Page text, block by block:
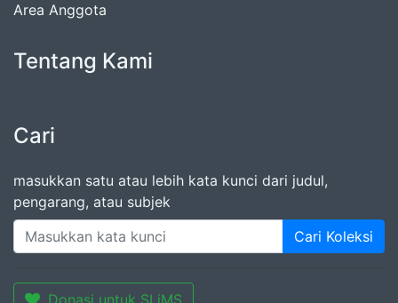
Area Anggota
Tentang Kami
Cari
masukkan satu atau lebih kata kunci dari judul,
pengarang, atau subjek
Cari Koleksi
Donasi untuk SLiMS